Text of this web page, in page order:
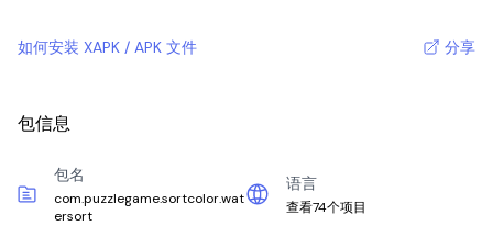
如何安装 XAPK / APK 文件 分享
包信息
包名
com.puzzlegame.sortcolor.wat
ersort
语言
查看74个项目